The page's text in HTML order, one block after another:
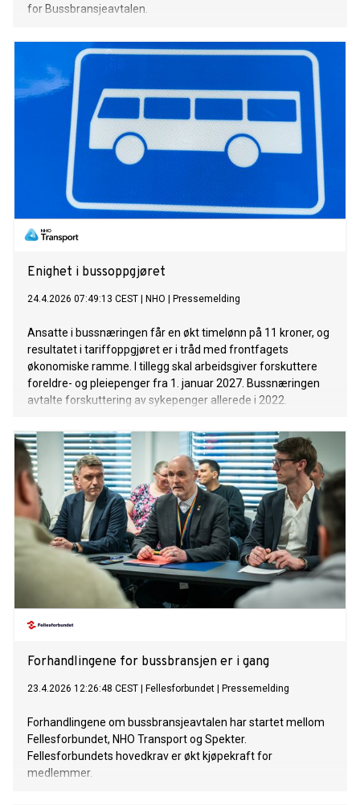
for Bussbransjeavtalen.
Enighet i bussoppgjøret
24.4.2026 07:49:13 CEST NHO Pressemelding
Ansatte i bussnæringen får en økt timelønn på 11 kroner, og
resultatet i tariffoppgjøret er i tråd med frontfagets
økonomiske ramme. I tillegg skal arbeidsgiver forskuttere
foreldre- og pleiepenger fra 1. januar 2027. Bussnæringen
avtalte forskuttering av sykepenger allerede i 2022.
Forhandlingene for bussbransjen er i gang
23.4.2026 12:26:48 CEST Fellesforbundet Pressemelding
Forhandlingene om bussbransjeavtalen har startet mellom
Fellesforbundet, NHO Transport og Spekter.
Fellesforbundets hovedkrav er økt kjøpekraft for
medlemmer.